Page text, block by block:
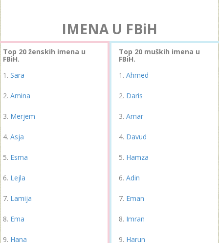
IMENA U FBiH
Top 20 ženskih imena u
FBiH.
Sara
Amina
Merjem
Asja
Esma
Lejla
Lamija
Ema
Hana
Top 20 muških imena u
FBiH.
Ahmed
Daris
Amar
Davud
Hamza
Adin
Eman
Imran
Harun